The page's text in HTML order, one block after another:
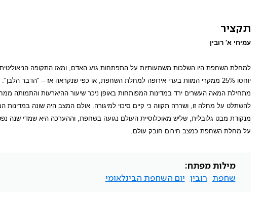
תקציר
עמיחי א' רובין
למחלת השחפת היו השלכות משמעותיות על התפתחות גזע האדם, ומאז התקופה
יוחסו 25% ממקרי המוות בערי אירופה למחלת השחפת, או כפי שנקראה אז – "הדבר הלבן".
מתחילת המאה העשרים ירד במדינות המפותחות באופן ניכר שיעור ההיארעות והתמותה
להשתלט על מחלה זו, ושררה תקווה כי קיים סיכוי למיגורה. אולם המצב היה שונה
על מחלת השחפת כמצב חירום חובק עולם.
מילות מפתח:
שחפת
רובין יום השחפת הבינלאומי